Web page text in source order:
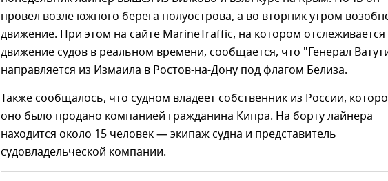
провел возле южного берега полуострова, а во вторник утром
движение. При этом на сайте MarineTraffic, на котором отслеживается
движение судов в реальном времени, сообщается, что "Генерал
направляется из Измаила в Ростов-на-Дону под флагом Белиза.
Также сообщалось, что судном владеет собственник из России,
оно было продано компанией гражданина Кипра. На борту лайнера
находится около 15 человек — экипаж судна и представитель
судовладельческой компании.